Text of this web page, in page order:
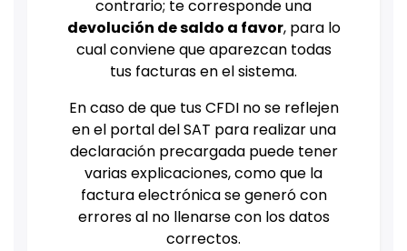
contrario; te corresponde una
devolución de saldo a favor, para lo
cual conviene que aparezcan todas
tus facturas en el sistema.
En caso de que tus CFDI no se reflejen
en el portal del SAT para realizar una
declaración precargada puede tener
varias explicaciones, como que la
factura electrónica se generó con
errores al no llenarse con los datos
correctos.